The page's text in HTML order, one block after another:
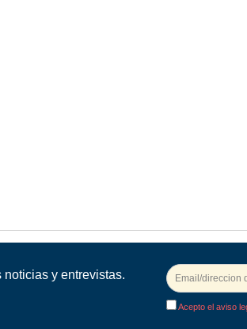
y entrevistas.
Acepto el aviso